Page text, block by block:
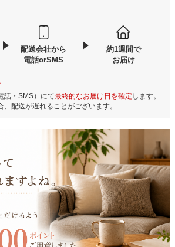
配送会社から
電話orSMS
約1週間で
お届け
話・SMS）にて最終的なお届け日を確定 します。
配送が遅れることがございます。